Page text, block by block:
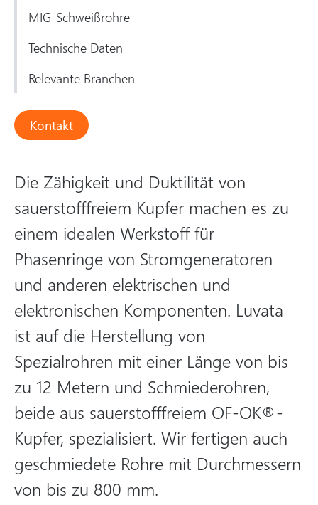
MIG-Schweißrohre
Technische Daten
Relevante Branchen
Kontakt
Die Zähigkeit und Duktilität von
sauerstofffreiem Kupfer machen es zu
einem idealen Werkstoff für
Phasenringe von Stromgeneratoren
und anderen elektrischen und
elektronischen Komponenten. Luvata
ist auf die Herstellung von
Spezialrohren mit einer Länge von bis
zu 12 Metern und Schmiederohren,
beide aus sauerstofffreiem OF-OK®-
Kupfer, spezialisiert. Wir fertigen auch
geschmiedete Rohre mit Durchmessern
von bis zu 800 mm.